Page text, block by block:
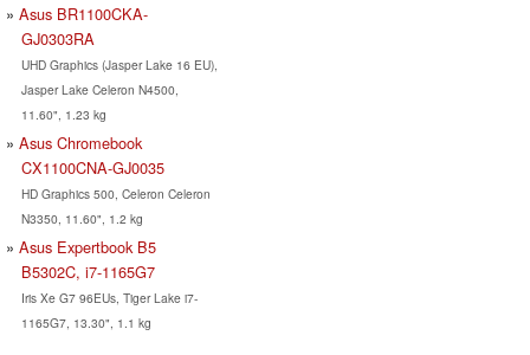
Asus BR1100CKA-
GJ0303RA
UHD Graphics (Jasper Lake 16 EU),
Jasper Lake Celeron N4500,
11.60", 1.23 kg
Asus Chromebook
CX1100CNA-GJ0035
HD Graphics 500, Celeron Celeron
N3350, 11.60", 1.2 kg
Asus Expertbook B5
B5302C, i7-1165G7
Iris Xe G7 96EUs, Tiger Lake i7-
1165G7, 13.30", 1.1 kg